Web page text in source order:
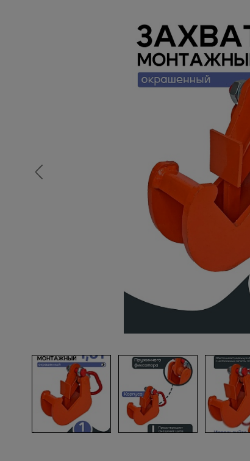
Грузоподъемное
Мусоропровод
Фанера ламинированная
Опалубка
Вибротехника для
Оборудование для работы
Оборудование для бетонных
Техника для склада
Тачки строительные и
Лестницы и стремянки
Штукатурные комплекты
Сварочные аппараты
Металл и